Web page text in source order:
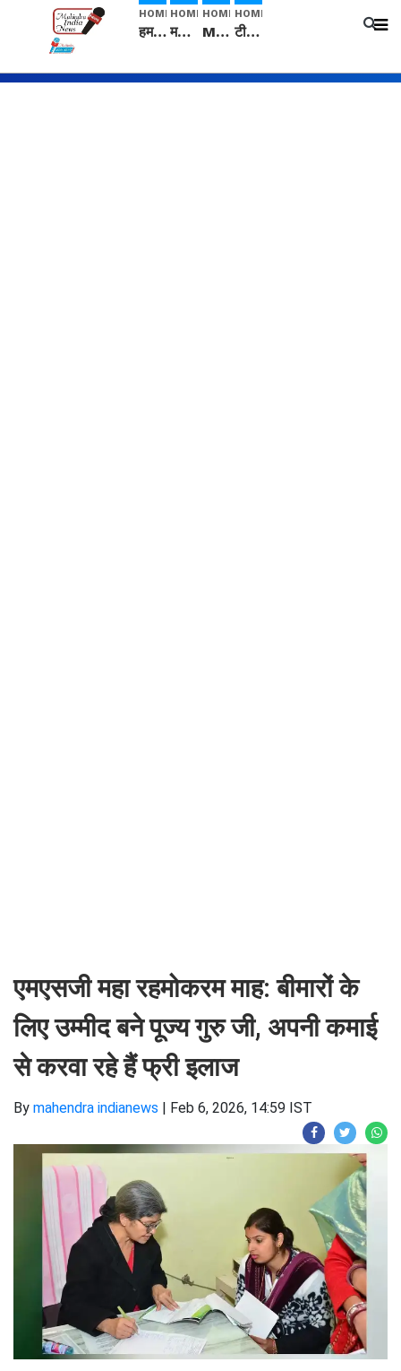
HOME
हम सनातनी..." सांसद kangana Ranaut से क्या बोली लड़की? Viral Jantar-Mantar | CJP protest
HOME
मनीषा हत्याकांड: हत्या, आत्महत्या या कोई बड़ा राज? | Full Story | Josh Haryana
HOME
Mangalsutra: हिंदू धर्म में शादी के बाद मंगलसूत्र क्यों पहनती है महिलाएं, किसने शुरु की ये परंपरा
HOME
टीम बीकेई ने एग्रीकल्चर ग्रेड की यूरिया खाद गट्टों में बदलकर टेक्निकल ग्रेड में बेचने वालों पर करवाई कार्रवाई: लखविंदर सिंह औलख
एमएसजी महा रहमोकरम माह: बीमारों के
लिए उम्मीद बने पूज्य गुरु जी, अपनी कमाई
से करवा रहे हैं फ्री इलाज
By mahendra indianews | Feb 6, 2026, 14:59 IST